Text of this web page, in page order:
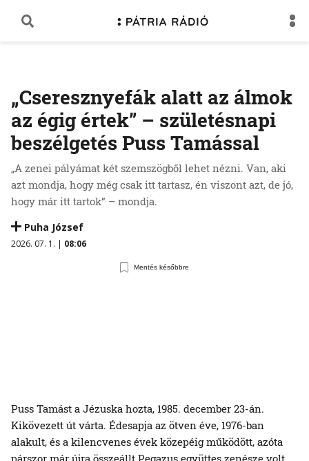
„Cseresznyefák alatt az álmok
az égig értek” – születésnapi
beszélgetés Puss Tamással
„A zenei pályámat két szemszögből lehet nézni. Van, aki
azt mondja, hogy még csak itt tartasz, én viszont azt, de jó,
hogy már itt tartok” – mondja.
Puha József
2026. 07. 1. | 08:06
Mentés későbbre
Puss Tamást a Jézuska hozta, 1985. december 23-án.
Kikövezett út várta. Édesapja az ötven éve, 1976-ban
alakult, és a kilencvenes évek közepéig működött, azóta
párszor már újra összeállt Pegazus együttes zenésze volt,